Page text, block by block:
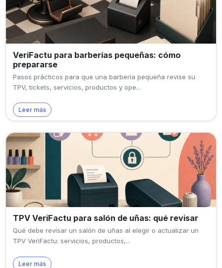
VeriFactu para barberías pequeñas: cómo
prepararse
Pasos prácticos para que una barbería pequeña revise su
TPV, tickets, servicios, productos y ope...
Leer más
TPV VeriFactu para salón de uñas: qué revisar
Qué debe revisar un salón de uñas al elegir o actualizar un
TPV VeriFactu: servicios, productos,...
Leer más